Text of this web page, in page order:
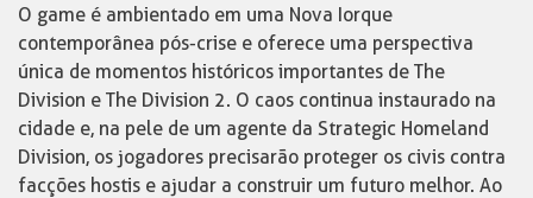
O game é ambientado em uma Nova Iorque
contemporânea pós-crise e oferece uma perspectiva
única de momentos históricos importantes de The
Division e The Division 2. O caos continua instaurado na
cidade e, na pele de um agente da Strategic Homeland
Division, os jogadores precisarão proteger os civis contra
facções hostis e ajudar a construir um futuro melhor. Ao